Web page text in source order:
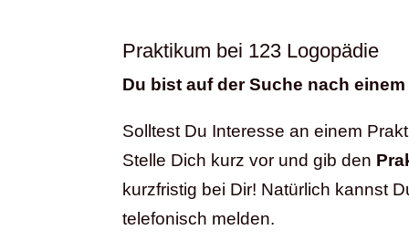
Praktikum bei 123 Logopädie
Du bist auf der Suche nach
Solltest Du Interesse an einem
Stelle Dich kurz vor und gib den
kurzfristig bei Dir! Natürlich kannst
telefonisch melden.